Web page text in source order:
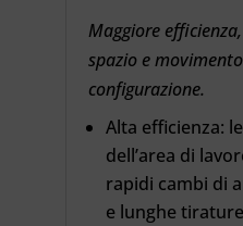
Maggiore
spazio e
configurazione.
Alta efficienza:
dell’area di
rapidi cambi di
e lunghe tirature